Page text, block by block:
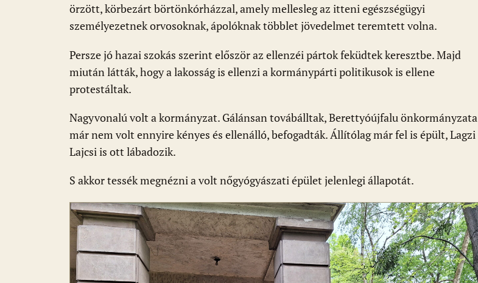
örzött, körbezárt börtönkórházzal, amely mellesleg az itteni egészségügyi
személyezetnek orvosoknak, ápolóknak többlet jövedelmet teremtett volna.
Persze jó hazai szokás szerint először az ellenzéi pártok feküdtek keresztbe. Majd
miután látták, hogy a lakosság is ellenzi a kormánypárti politikusok is ellene
protestáltak.
Nagyvonalú volt a kormányzat. Gálánsan továbálltak, Berettyóújfalu önkormányzata
már nem volt ennyire kényes és ellenálló, befogadták. Állítólag már fel is épült, Lagzi
Lajcsi is ott lábadozik.
S akkor tessék megnézni a volt nőgyógyászati épület jelenlegi állapotát.